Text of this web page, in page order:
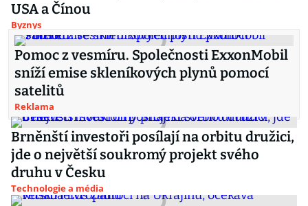
USA a Čínou
Byznys
Pomoc z vesmíru. Společnosti ExxonMobil
sníží emise skleníkových plynů pomocí
satelitů
Reklama
Brněnští investoři posílají na orbitu družici,
jde o největší soukromý projekt svého
druhu v Česku
Technologie a média